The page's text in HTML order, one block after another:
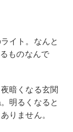
イト。なんと
ものなんで
暗くなる玄関
明るくなると
りません。